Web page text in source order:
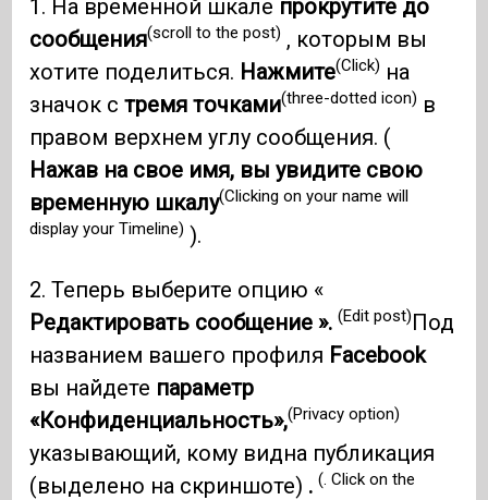
1. На временной шкале прокрутите до
сообщения(scroll to the post) , которым вы
хотите поделиться. Нажмите(Click) на
значок стремя точками(three-dotted icon) в
правом верхнем углу сообщения. (
Нажав на свое имя, вы увидите свою
временную шкалу(Clicking on your name will
display your Timeline) ).
2. Теперь выберите опцию «
Редактировать сообщение ».(Edit post)Под
названием вашего профиля Facebook
вы найдете параметр
«Конфиденциальность»,(Privacy option)
указывающий, кому видна публикация
(выделено на скриншоте) .(. Click on the